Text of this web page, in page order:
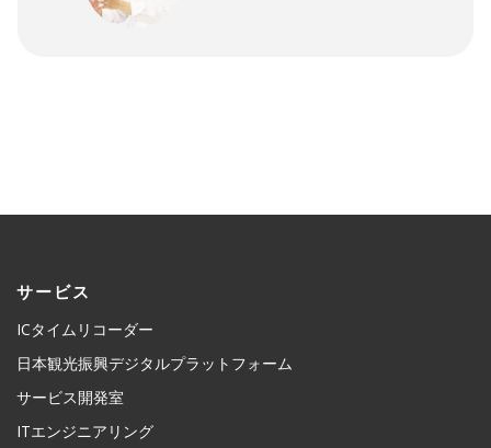
サービス
ICタイムリコーダー
日本観光振興デジタルプラットフォーム
サービス開発室
ITエンジニアリング